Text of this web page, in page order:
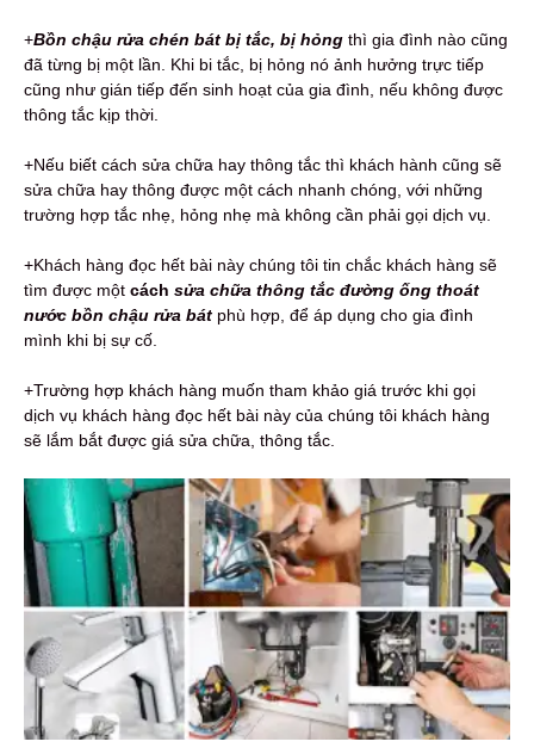
+Bồn chậu rửa chén bát bị tắc, bị hỏng thì gia đình nào cũng
đã từng bị một lần. Khi bi tắc, bị hỏng nó ảnh hưởng trực tiếp
cũng như gián tiếp đến sinh hoạt của gia đình, nếu không được
thông tắc kịp thời.
+Nếu biết cách sửa chữa hay thông tắc thì khách hành cũng sẽ
sửa chữa hay thông được một cách nhanh chóng, với những
trường hợp tắc nhẹ, hỏng nhẹ mà không cần phải gọi dịch vụ.
+Khách hàng đọc hết bài này chúng tôi tin chắc khách hàng sẽ
tìm được một cách sửa chữa thông tắc đường ống thoát
nước bồn chậu rửa bát phù hợp, để áp dụng cho gia đình
mình khi bị sự cố.
+Trường hợp khách hàng muốn tham khảo giá trước khi gọi
dịch vụ khách hàng đọc hết bài này của chúng tôi khách hàng
sẽ lắm bắt được giá sửa chữa, thông tắc.